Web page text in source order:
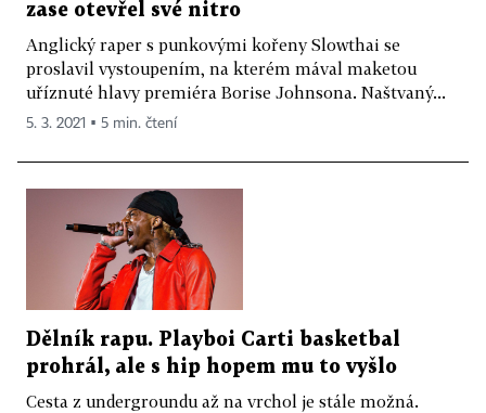
zase otevřel své nitro
Anglický raper s punkovými kořeny Slowthai se
proslavil vystoupením, na kterém mával maketou
uříznuté hlavy premiéra Borise Johnsona. Naštvaný...
5. 3. 2021 ▪ 5 min. čtení
Dělník rapu. Playboi Carti basketbal
prohrál, ale s hip hopem mu to vyšlo
Cesta z undergroundu až na vrchol je stále možná.